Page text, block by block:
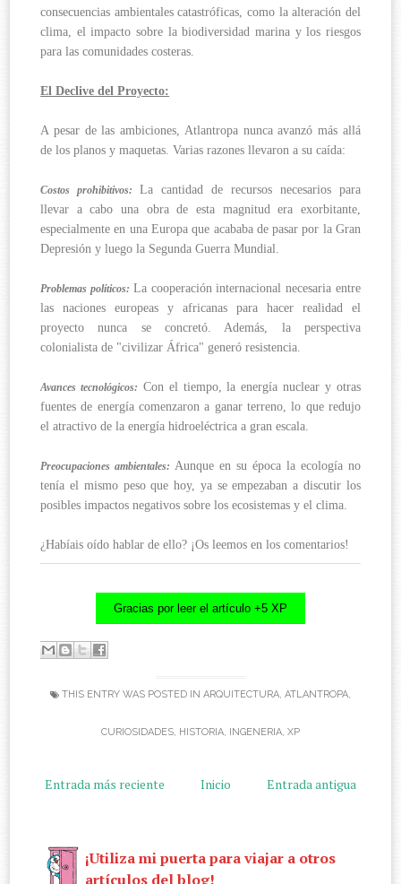
consecuencias ambientales catastróficas, como la alteración del
clima, el impacto sobre la biodiversidad marina y los riesgos
para las comunidades costeras.
El Declive del Proyecto:
A pesar de las ambiciones, Atlantropa nunca avanzó más allá
de los planos y maquetas. Varias razones llevaron a su caída:
Costos prohibitivos:La cantidad de recursos necesarios para
llevar a cabo una obra de esta magnitud era exorbitante,
especialmente en una Europa que acababa de pasar por la Gran
Depresión y luego la Segunda Guerra Mundial.
Problemas políticos: La cooperación internacional necesaria entre
las naciones europeas y africanas para hacer realidad el
proyecto nunca se concretó. Además, la perspectiva
colonialista de "civilizar África" generó resistencia.
Avances tecnológicos: Con el tiempo, la energía nuclear y otras
fuentes de energía comenzaron a ganar terreno, lo que redujo
el atractivo de la energía hidroeléctrica a gran escala.
Preocupaciones ambientales: Aunque en su época la ecología no
tenía el mismo peso que hoy, ya se empezaban a discutir los
posibles impactos negativos sobre los ecosistemas y el clima.
¿Habíais oído hablar de ello? ¡Os leemos en los comentarios!
Gracias por leer el artículo +5 XP
THIS ENTRY WAS POSTED IN ARQUITECTURA, ATLANTROPA,
CURIOSIDADES, HISTORIA, INGENERIA, XP
Entrada más reciente Entrada antigua
Inicio
¡Utiliza mi puerta para viajar a otros
artículos del blog!